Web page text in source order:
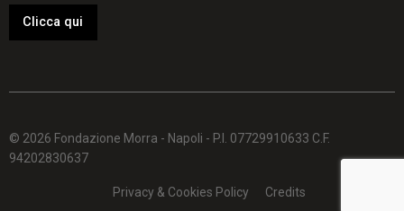
Clicca qui
© 2026 Fondazione Morra - Napoli - P.I. 07729910633 C.F.
94202830637
Privacy & Cookies Policy Credits